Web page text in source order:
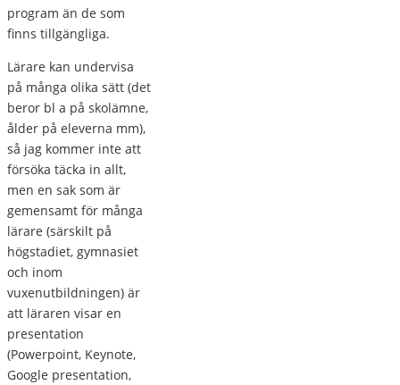
program än de som
finns tillgängliga.
Lärare kan undervisa
på många olika sätt (det
beror bl a på skolämne,
ålder på eleverna mm),
så jag kommer inte att
försöka täcka in allt,
men en sak som är
gemensamt för många
lärare (särskilt på
högstadiet, gymnasiet
och inom
vuxenutbildningen) är
att läraren visar en
presentation
(Powerpoint, Keynote,
Google presentation,